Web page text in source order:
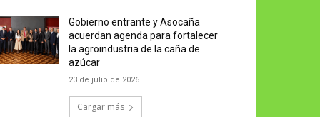
Gobierno entrante y Asocaña
acuerdan agenda para fortalecer
la agroindustria de la caña de
azúcar
23 de julio de 2026
Cargar más